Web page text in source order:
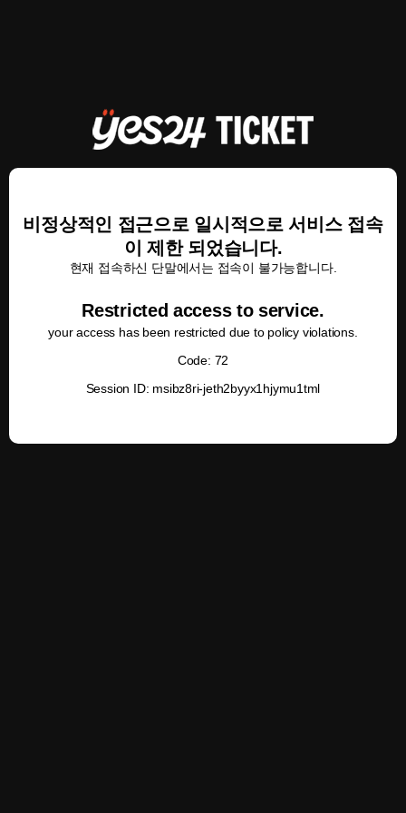
비정상적인 접근으로 일시적으로 서비스 접속
이 제한 되었습니다.
현재 접속하신 단말에서는 접속이 불가능합니다.
Restricted access to service.
your access has been restricted due to policy violations.
Code: 72
Session ID: msibz8ri-jeth2byyx1hjymu1tml